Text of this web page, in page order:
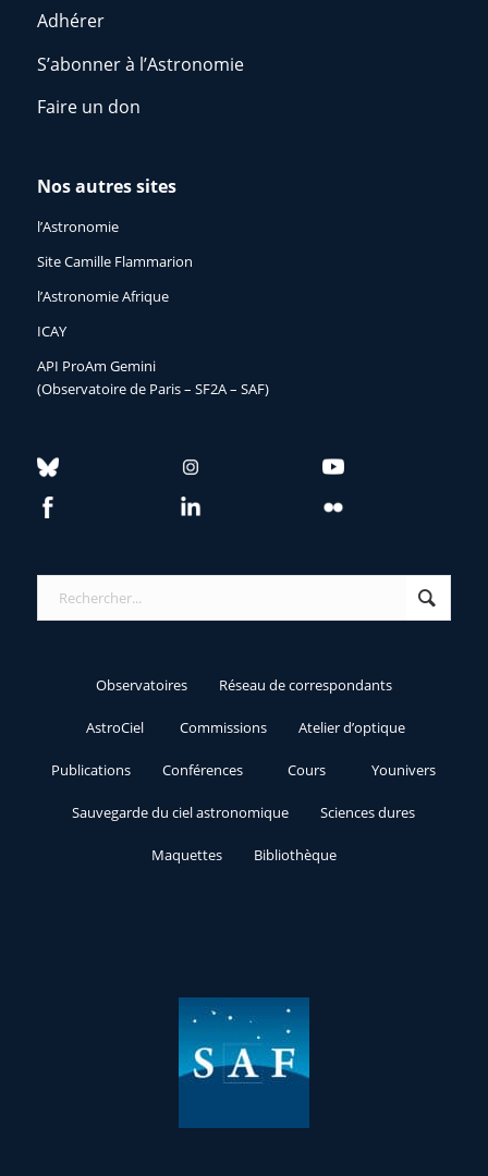
Adhérer
S’abonner à l’Astronomie
Faire un don
Nos autres sites
l’Astronomie
Site Camille Flammarion
l’Astronomie Afrique
ICAY
API ProAm Gemini
(Observatoire de Paris – SF2A – SAF)
Observatoires Réseau de correspondants
AstroCiel Commissions Atelier d’optique
Publications Conférences Cours Younivers
Sauvegarde du ciel astronomique Sciences dures
Maquettes Bibliothèque